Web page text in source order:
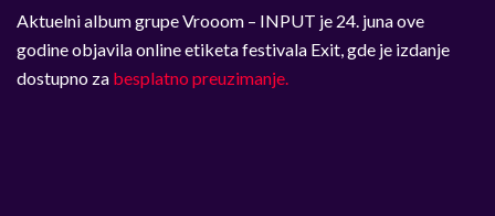
Aktuelni album grupe Vrooom – INPUT je 24. juna ove
godine objavila online etiketa festivala Exit, gde je izdanje
dostupno za besplatno preuzimanje.